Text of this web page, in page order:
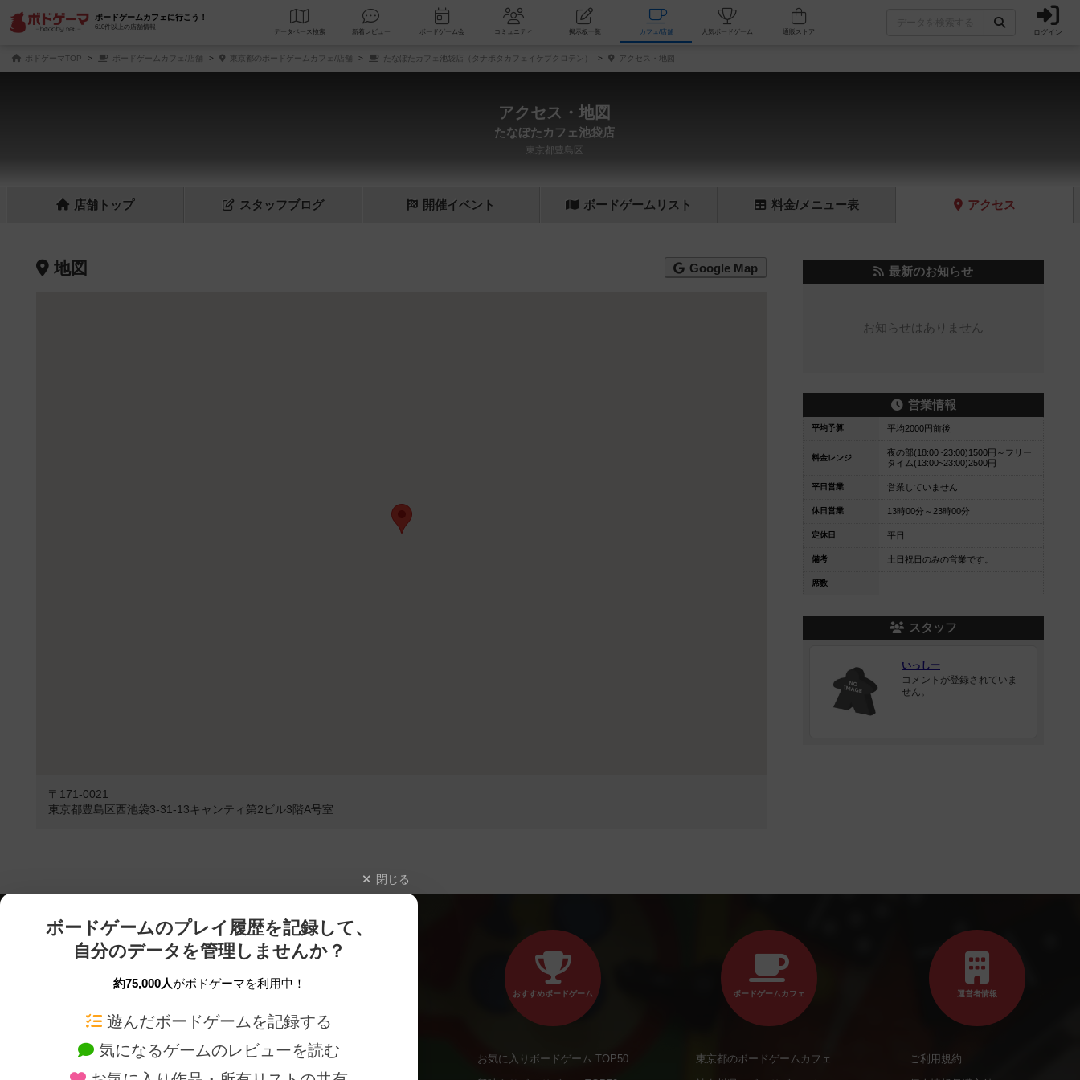
ボードゲームカフェに行こう！
610件以上の店舗情報
データベース 検索 新着レビュー ボードゲーム会 コミュニティ 掲示板一覧 カフェ/店舗 人気ボードゲーム ログイン
ボドゲーマTOP ボードゲームカフェ/店舗 東京都のボードゲームカフェ/店舗 たなぼたカフェ池袋店（タナボタカフェイケブクロテン） アクセス・地図
アクセス・地図
たなぼたカフェ池袋店
東京都豊島区
店舗 トップ スタッフブログ 開催イベント ボードゲーム リスト 料金/メニュー表 アクセス
地図 Google Map
〒171-0021
東京都豊島区西池袋3-31-13キャンティ第2ビル3階A号室
最新のお知らせ
お知らせはありません
営業情報
平均予算 平均2000円前後
料金レンジ
夜の部(18:00~23:00)1500円～フリー
タイム(13:00~23:00)2500円
平日営業 営業していません
休日営業 13時00分～23時00分
定休日 平日
備考 土日祝日のみの営業です。
席数
スタッフ
いっしー
コメントが登録されていま
せん。
閉じる
ボードゲームのプレイ履歴を記録して、
自分のデータを管理しませんか？
約75,000人がボドゲーマを利用中！
遊んだボードゲームを記録する
気になるゲームのレビューを読む
ボードゲームを検索する 新作・再入荷情報
おすすめボードゲーム
お気に入りボードゲーム TOP50
ボードゲームカフェ
東京都のボードゲームカフェ
運営者情報
ご利用規約